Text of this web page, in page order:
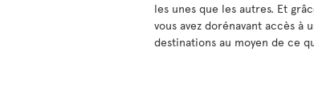
les unes que les autres. Et
vous avez dorénavant accès à
destinations au moyen de ce